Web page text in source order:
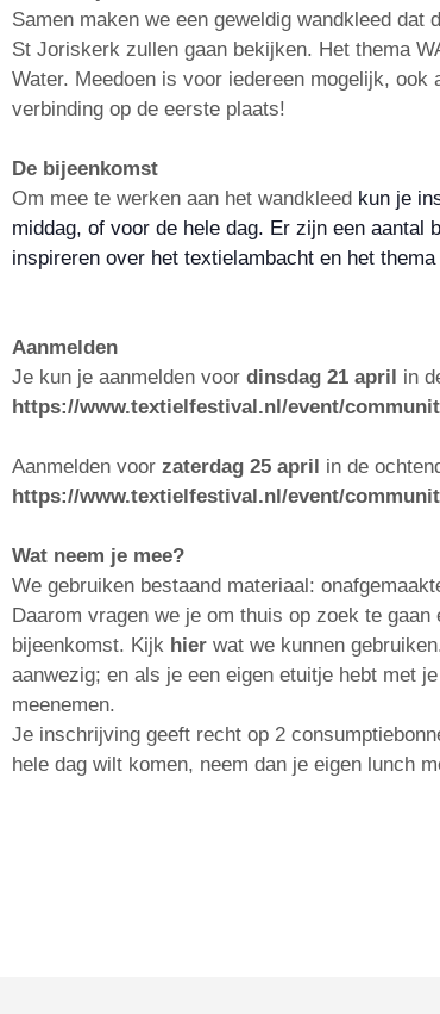
Samen maken we een geweldig wandkleed
St Joriskerk zullen gaan bekijken. Het thema
Water. Meedoen is voor iedereen mogelijk,
verbinding op de eerste plaats!
De bijeenkomst
Om mee te werken aan het wandkleed kun je
middag, of voor de hele dag. Er zijn een aantal
inspireren over het textielambacht en het
Aanmelden
Je kun je aanmelden voor dinsdag 21 april in
https://www.textielfestival.nl/event/
Aanmelden voor zaterdag 25 april in de
https://www.textielfestival.nl/event/
Wat neem je mee?
We gebruiken bestaand materiaal:
Daarom vragen we je om thuis op zoek te
bijeenkomst. Kijk hier wat we kunnen
aanwezig; en als je een eigen etuitje hebt met
meenemen.
Je inschrijving geeft recht op 2
hele dag wilt komen, neem dan je eigen lunch